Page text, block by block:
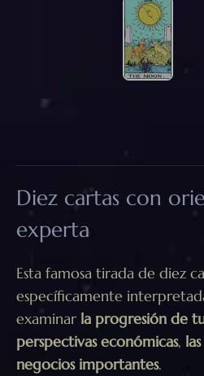
Diez cartas con
experta
Esta famosa tirada de diez
específicamente
examinar la progresión de
perspectivas económicas,
negocios importantes.